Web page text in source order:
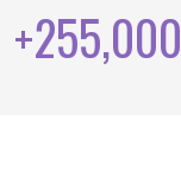
+255,000